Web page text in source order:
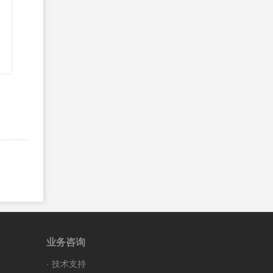
业务咨询
· 技术支持